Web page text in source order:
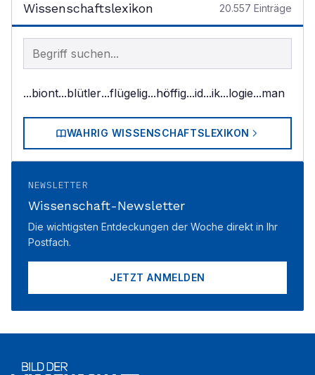
Wissenschaftslexikon 20.557 Einträge
Begriff im Lexikon suchen
...biont...blütler...flügelig...höffig...id...ik...logie...man
WAHRIG WISSENSCHAFTSLEXIKON
NEWSLETTER
Wissenschaft-Newsletter
Die wichtigsten Entdeckungen der Woche direkt in Ihr
Postfach.
JETZT ANMELDEN